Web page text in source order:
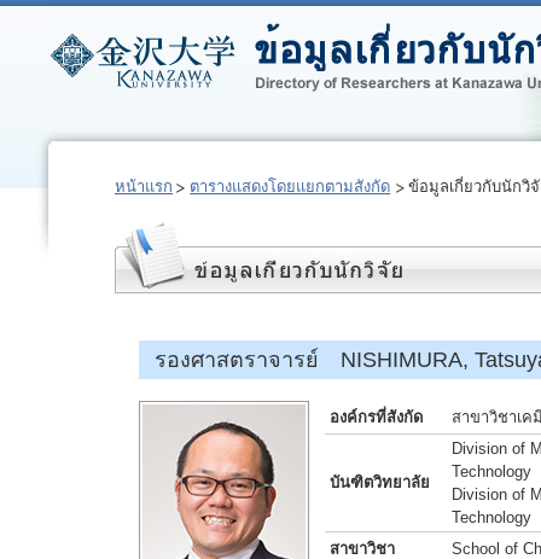
หน้าแรก ตารางแสดงโดยแยกตามสังกัด ข้อมูลเกี่ยวกับนักวิ
รองศาสตราจารย์ NISHIMURA,
องค์กรที่สังกัด สาขาวิชาเค
บันฑิตวิทยาลัย
Division of
Technology
Division of
Technology
สาขาวิชา
School of